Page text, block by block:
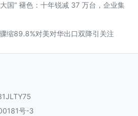
国” 褪色：十年锐减 37 万台，企业集
缩89.8%对美对华出口双降引关注
号-3